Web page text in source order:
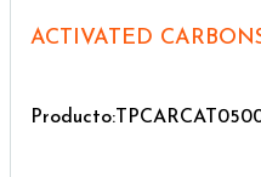
ACTIVATED